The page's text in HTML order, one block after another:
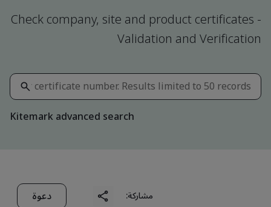
Check company, site and product certificates -
Validation and Verification
Kitemark advanced search
مشاركة: دعوة